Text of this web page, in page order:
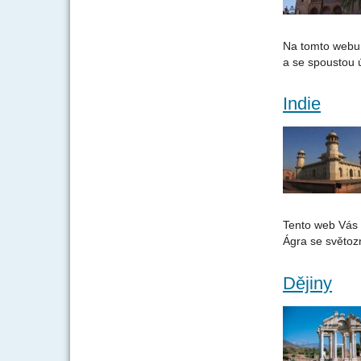
Na tomto
a se spoustou
Indie
Tento web
Ágra se
Dějiny